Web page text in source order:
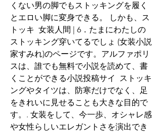
くない男の脚でもストッキングを履く
とエロい脚に変身できる。 しかも、ス
トッキ  女装人間 | 6．たまにわたしの
ストッキング穿いてるでしょ (女装小説
家すみれ)のページです。アルファポリ
スは、誰でも無料で小説を読めて、書
くことができる小説投稿サイ  ストッキ
ングやタイツは、防寒だけでなく、足
をきれいに見せることも大きな目的で
す。. 女装をして、今一歩、オシャレ感
や女性らしいエレガントさを演出でき